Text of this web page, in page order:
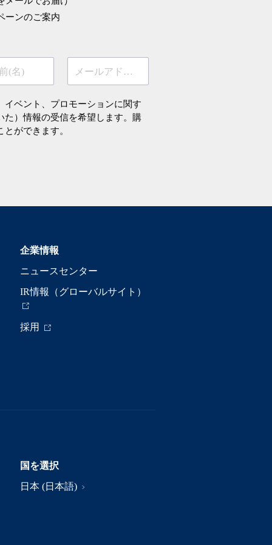
ーンのご案内
(名) メールアドレス
イベント、プロモーションに関す
た）情報の受信を希望します。購
ができます。
企業情報
ニュースセンター
IR情報（グローバルサイト）
採用
国を選択
日本 (日本語)